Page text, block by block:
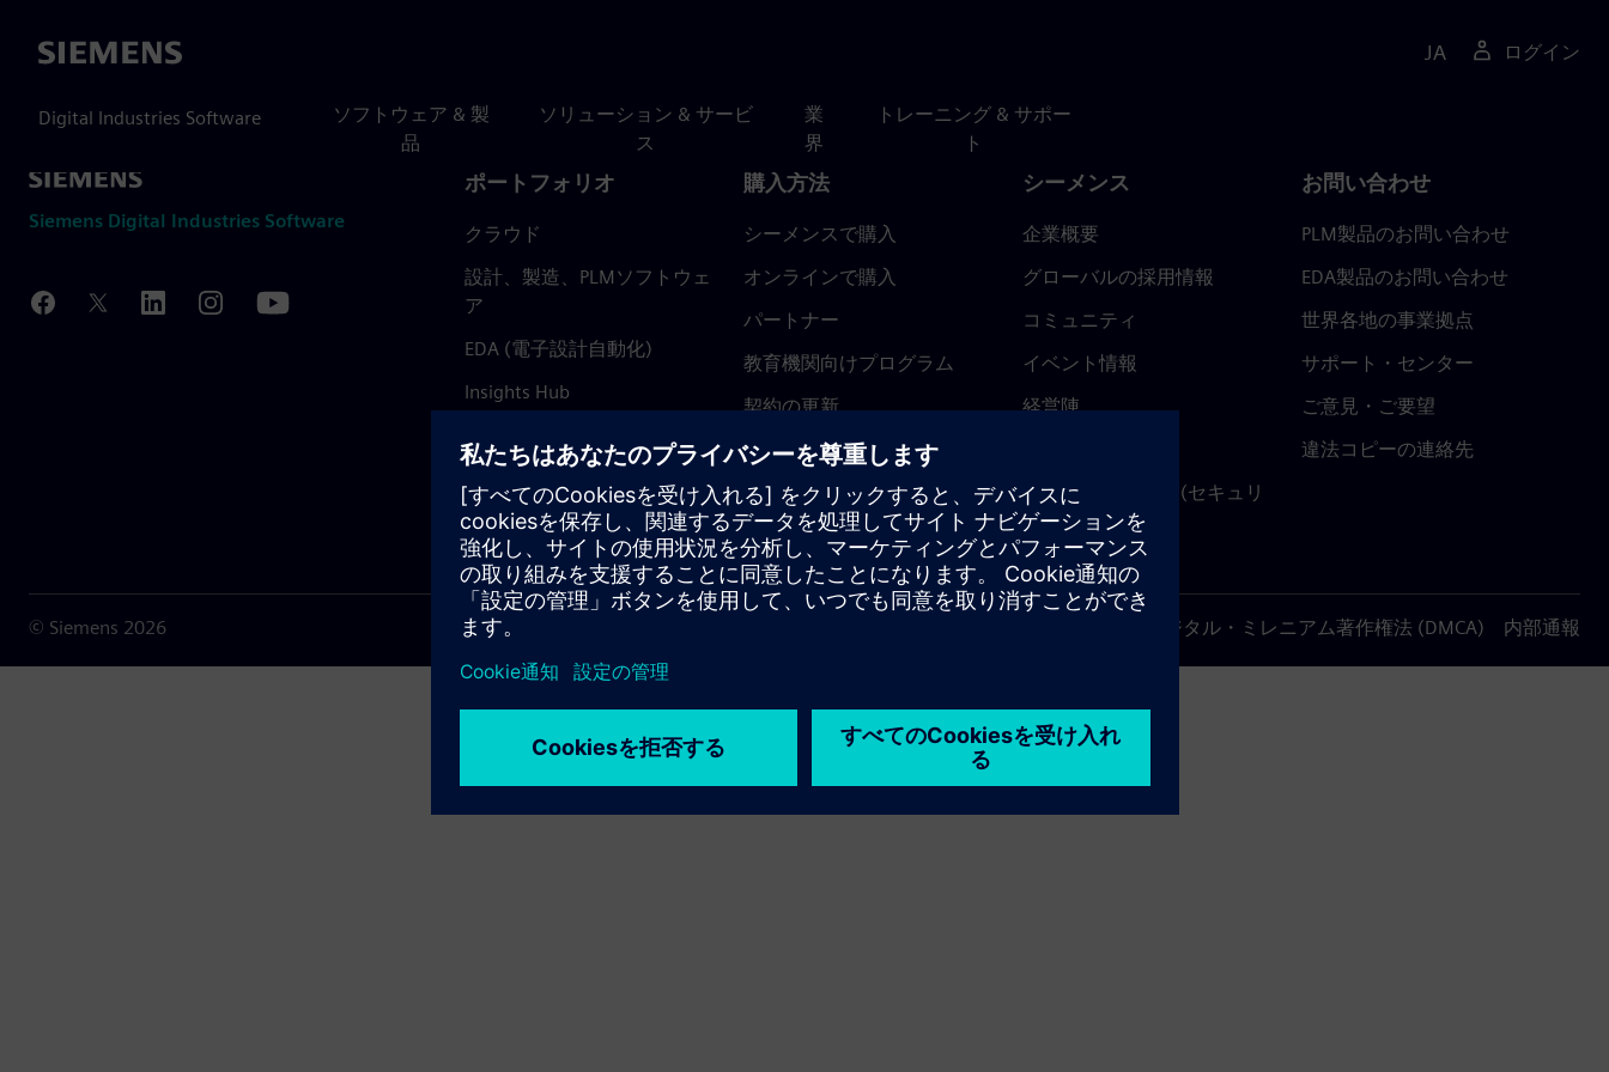
Siemens
Digital Industries Software
ソフトウェア & 製
品
ソリューション & サービ
ス
業
界
トレーニング & サポー
ト
JA ログイン
Siemens Digital Industries Software
ポートフォリオ
クラウド
設計、製造、PLMソフトウェ
ア
EDA (電子設計自動化)
Insights Hub
購入方法
シーメンスで購入
オンラインで購入
パートナー
教育機関向けプログラム
契約の更新
返金ポリシー
シーメンス
企業概要
グローバルの採用情報
コミュニティ
イベント情報
経営陣
トラストセンター (セキュリ
ティ関連情報)
お問い合わせ
PLM製品のお問い合わせ
EDA製品のお問い合わせ
世界各地の事業拠点
サポート・センター
ご意見・ご要望
違法コピーの連絡先
© Siemens 2026 デジタル・ミレニアム著作権法 (DMCA) 内部通報